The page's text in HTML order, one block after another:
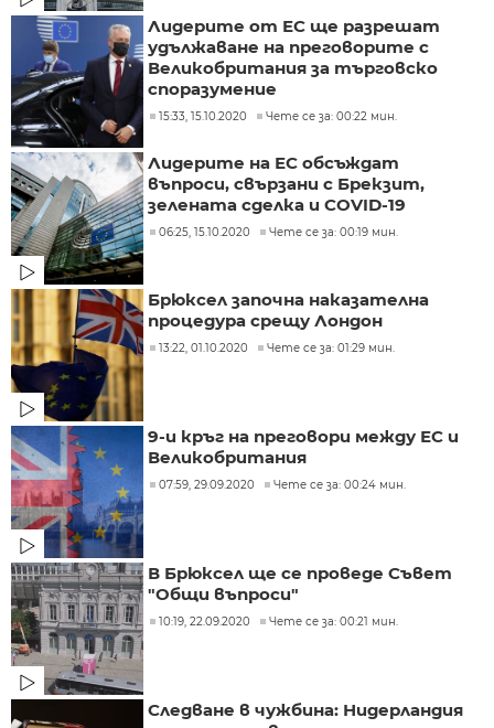
Лидерите от ЕС ще разрешат
удължаване на преговорите с
Великобритания за търговско
споразумение
15:33, 15.10.2020 Чете се за: 00:22 мин.
Лидерите на ЕС обсъждат
въпроси, свързани с Брекзит,
зелената сделка и COVID-19
06:25, 15.10.2020 Чете се за: 00:19 мин.
Брюксел започна наказателна
процедура срещу Лондон
13:22, 01.10.2020 Чете се за: 01:29 мин.
9-и кръг на преговори между ЕС и
Великобритания
07:59, 29.09.2020 Чете се за: 00:24 мин.
В Брюксел ще се проведе Съвет
"Общи въпроси"
10:19, 22.09.2020 Чете се за: 00:21 мин.
Следване в чужбина: Нидерландия